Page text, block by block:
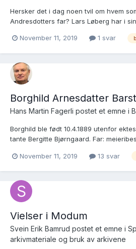
Hersker det i dag noen tvil om hvem
Andresdotters far? Lars Løberg har i
141 - 161. Utdrag Lars Løbergs
November 11, 2019 1 svar
Borghild Arnesdatter
Hans Martin Fagerli postet et emne i
Borghild ble født 10.4.1889 utenfor
tante Bergitte Bjørngaard. Far:
Stjørdal. Navn ved folketelling 1891:
November 11, 2019 13 svar
Vielser i Modum
Svein Erik Bamrud postet et emne i
arkivmateriale og bruk av arkivene